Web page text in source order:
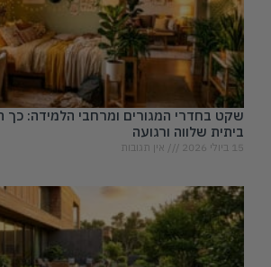
שקט בחדרי המגורים ומרחבי הלמידה: כך
ביתית שלווה ורגועה
15 ביולי 2026 אין תגובות